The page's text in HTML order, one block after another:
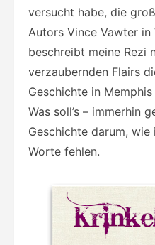
versucht habe, die
Autors Vince Vawter in
beschreibt meine Rezi
verzaubernden Flairs
Geschichte in
Was soll’s – immerhin
Geschichte darum,
Worte fehlen.